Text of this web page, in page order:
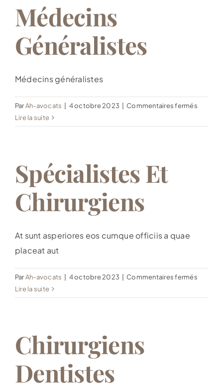
Médecins
Généralistes
Médecins généralistes
ParAh-avocats 4 octobre 2023 Commentaires ferméssur
Lire la suite
Spécialistes Et
Chirurgiens
At sunt asperiores eos cumque officiis a quae
placeat aut
ParAh-avocats 4 octobre 2023 Commentaires ferméssur
et
Lire la suite
Chirurgiens
Dentistes